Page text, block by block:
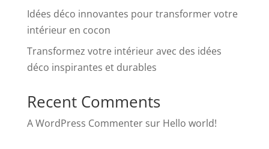
Idées déco innovantes pour transformer votre
intérieur en cocon
Transformez votre intérieur avec des idées
déco inspirantes et durables
Recent Comments
A WordPress Commentersur Hello world!